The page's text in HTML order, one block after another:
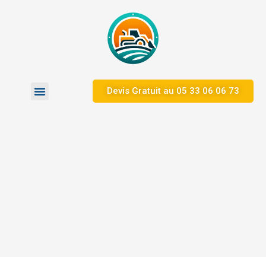
Devis Gratuit au ​05 33 06 06 73